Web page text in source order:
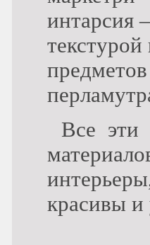
интарсия
Все эти
красивы